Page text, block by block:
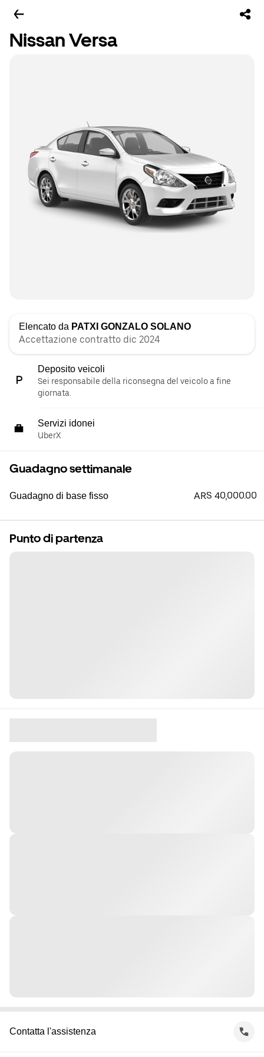
Nissan Versa
Elencato da PATXI GONZALO SOLANO
Accettazione contratto dic 2024
Deposito veicoli
Sei responsabile della riconsegna del veicolo a fine
giornata.
Servizi idonei
UberX
Guadagno settimanale
Guadagno di base fisso ARS 40,000.00
Punto di partenza
Contatta l'assistenza